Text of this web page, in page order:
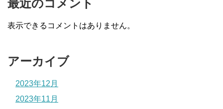
最近のコメント
表示できるコメントはありません。
アーカイブ
2023年12月
2023年11月